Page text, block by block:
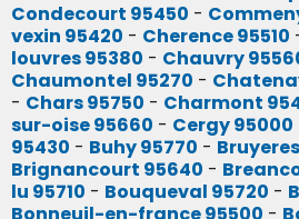
Condecourt 95450 -
vexin 95420 - Cherence 95510
louvres 95380 - Chauvry
Chaumontel 95270 -
- Chars 95750 - Charmont
sur-oise 95660 - Cergy 95000
95430 - Buhy 95770 -
Brignancourt 95640 -
lu 95710 - Bouqueval 95720 -
Bonneuil-en-france 95500 -